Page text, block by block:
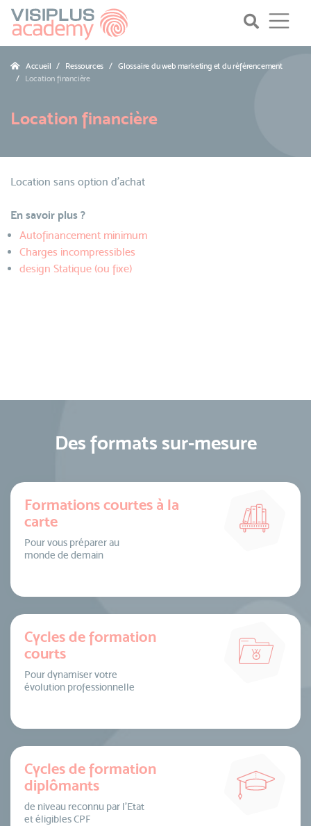
Accueil Ressources
Glossaire du web marketing et du référencement
Location financière
Location financière
Location sans option d’achat
En savoir plus ?
Autofinancement minimum
Charges incompressibles
design Statique (ou fixe)
Des formats sur-mesure
Formations courtes à la
carte
Pour vous préparer au
monde de demain
Cycles de formation
courts
Pour dynamiser votre
évolution professionnelle
Cycles de formation
diplômants
de niveau reconnu par l’Etat
et éligibles CPF